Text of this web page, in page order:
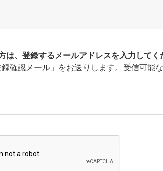
、登録するメールアドレスを入力してく
確認メール」をお送りします。受信可能